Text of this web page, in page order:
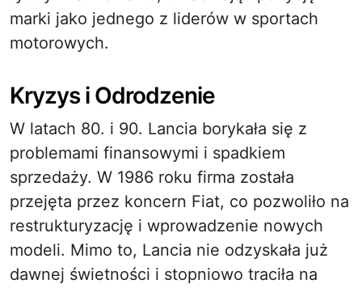
marki jako jednego z liderów w sportach
motorowych.
Kryzys i Odrodzenie
W latach 80. i 90. Lancia borykała się z
problemami finansowymi i spadkiem
sprzedaży. W 1986 roku firma została
przejęta przez koncern Fiat, co pozwoliło na
restrukturyzację i wprowadzenie nowych
modeli. Mimo to, Lancia nie odzyskała już
dawnej świetności i stopniowo traciła na